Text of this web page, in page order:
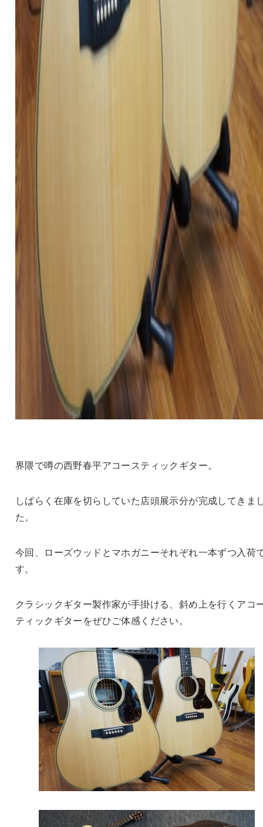
界隈で噂の西野春平アコースティックギター。
しばらく在庫を切らしていた店頭展示分が完成してきま
た。
今回、ローズウッドとマホガニーそれぞれ一本ずつ入荷
す。
クラシックギター製作家が手掛ける、斜め上を行くアコ
ティックギターをぜひご体感ください。